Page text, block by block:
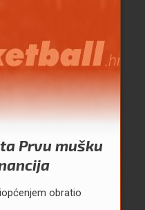
Prvu mušku
obratio